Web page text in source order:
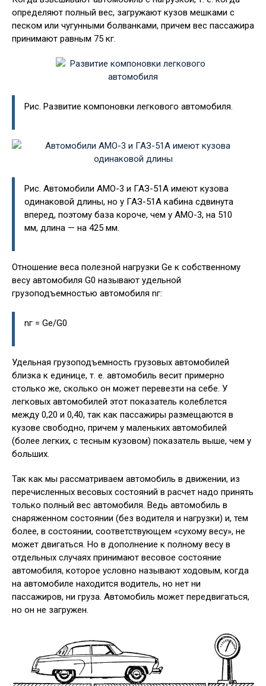
определяют полный вес, загружают кузов мешками с
песком или чугунными болванками, причем вес пассажира
принимают равным 75 кг.
Рис. Развитие компоновки легкового автомобиля.
Рис. Автомобили АМО-3 и ГАЗ-51А имеют кузова
одинаковой длины, но у ГАЗ-51А кабина сдвинута
вперед, поэтому база короче, чем у АМО-3, на 510
мм, длина — на 425 мм.
Отношение веса полезной нагрузки Ge к собственному
весу автомобиля G0 называют удельной
грузоподъемностью автомобиля nг:
nг = Ge/G0
Удельная грузоподъемность грузовых автомобилей
близка к единице, т. е. автомобиль весит примерно
столько же, сколько он может перевезти на себе. У
легковых автомобилей этот показатель колеблется
между 0,20 и 0,40, так как пассажиры размещаются в
кузове свободно, причем у маленьких автомобилей
(более легких, с тесным кузовом) показатель выше, чем у
больших.
Так как мы рассматриваем автомобиль в движении, из
перечисленных весовых состояний в расчет надо принять
только полный вес автомобиля. Ведь автомобиль в
снаряженном состоянии (без водителя и нагрузки) и, тем
более, в состоянии, соответствующем «сухому весу», не
может двигаться. Но в дополнение к полному весу в
отдельных случаях принимают весовое состояние
автомобиля, которое условно называют ходовым, когда
на автомобиле находится водитель, но нет ни
пассажиров, ни груза. Автомобиль может передвигаться,
но он не загружен.